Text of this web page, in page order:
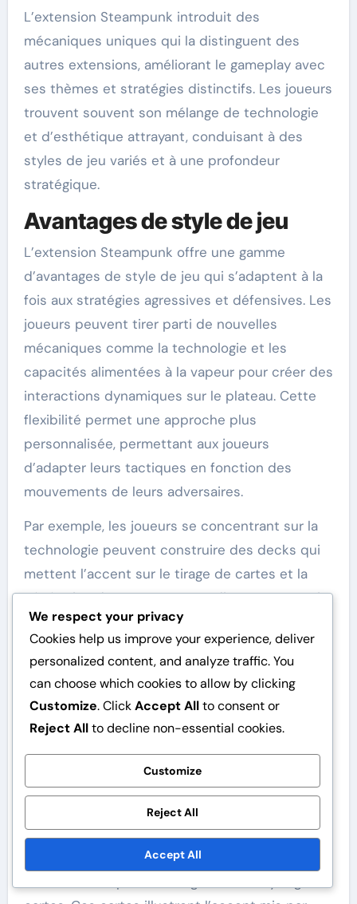
L’extension Steampunk introduit des
mécaniques uniques qui la distinguent des
autres extensions, améliorant le gameplay avec
ses thèmes et stratégies distinctifs. Les joueurs
trouvent souvent son mélange de technologie
et d’esthétique attrayant, conduisant à des
styles de jeu variés et à une profondeur
stratégique.
Avantages de style de jeu
L’extension Steampunk offre une gamme
d’avantages de style de jeu qui s’adaptent à la
fois aux stratégies agressives et défensives. Les
joueurs peuvent tirer parti de nouvelles
mécaniques comme la technologie et les
capacités alimentées à la vapeur pour créer des
interactions dynamiques sur le plateau. Cette
flexibilité permet une approche plus
personnalisée, permettant aux joueurs
d’adapter leurs tactiques en fonction des
mouvements de leurs adversaires.
Par exemple, les joueurs se concentrant sur la
technologie peuvent construire des decks qui
mettent l’accent sur le tirage de cartes et la
génération de ressources, tandis que ceux qui
préfèrent la confrontation directe peuvent
utiliser des cartes alimentées à la vapeur pour
un impact immédiat. Cette variété encourage
l’expérimentation et peut conduire à des
résultats de jeu uniques.
Cartes clés
Les cartes notables dans l’extension
Steampunk incluent “Moteur à Vapeur”, qui
permet aux joueurs de manipuler l’ordre des
tours, et “Gadgetier”, permettant des
We respect your privacy
Cookies help us improve your experience, deliver
personalized content, and analyze traffic. You
can choose which cookies to allow by clicking
Customize. ClickAccept Allto consent or
Reject Allto decline non-essential cookies.
Customize
Reject All
Accept All